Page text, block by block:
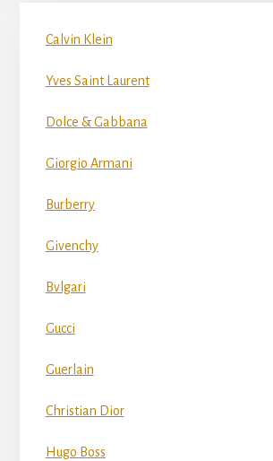
Calvin Klein
Yves Saint Laurent
Dolce & Gabbana
Giorgio Armani
Burberry
Givenchy
Bvlgari
Gucci
Guerlain
Christian Dior
Hugo Boss